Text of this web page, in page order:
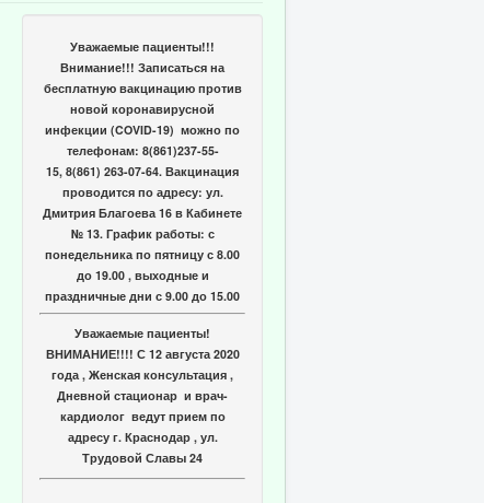
Уважаемые пациенты!!!
Внимание!!! Записаться на
бесплатную вакцинацию против
новой коронавирусной
инфекции (COVID-19) можно по
телефонам: 8(861)237-55-
15, 8(861) 263-07-64. Вакцинация
проводится по адресу: ул.
Дмитрия Благоева 16 в Кабинете
№ 13. График работы: с
понедельника по пятницу с 8.00
до 19.00 , выходные и
праздничные дни с 9.00 до 15.00
Уважаемые пациенты!
ВНИМАНИЕ!!!! С 12 августа 2020
года , Женская консультация ,
Дневной стационар и врач-
кардиолог ведут прием по
адресу г. Краснодар , ул.
Трудовой Славы 24